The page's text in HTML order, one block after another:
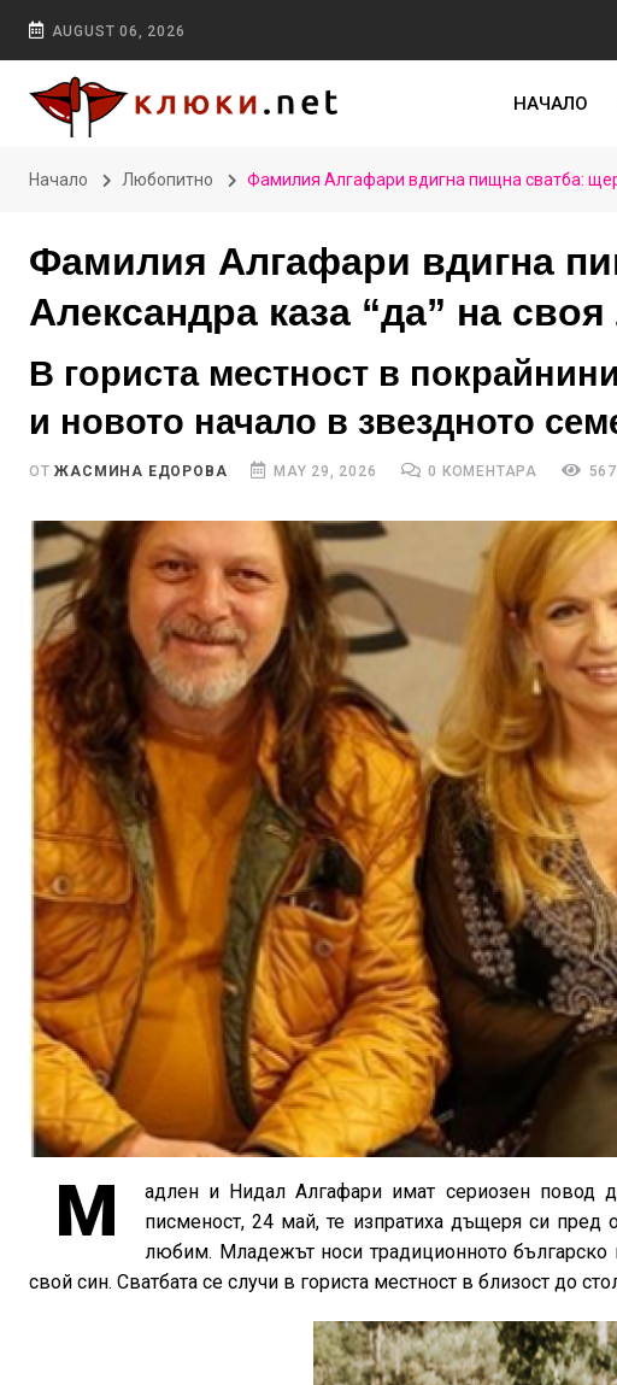
AUGUST 06, 2026
НАЧАЛО
Начало Любопитно Фамилия Алгафари вдигна пищна сватба:
Фамилия Алгафари вдигна
Александра каза “да” на
В гориста местност в
и новото начало в звездното
ОТЖАСМИНА ЕДОРОВА MAY 29, 2026 0 КОМЕНТАРА
М
адлен и Нидал Алгафари имат сериозен повод
писменост, 24 май, те изпратиха дъщеря си пред
любим. Младежът носи традиционното
свой син. Сватбата се случи в гориста местност в близост до